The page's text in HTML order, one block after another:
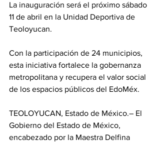
La inauguración será el próximo sábado
11 de abril en la Unidad Deportiva de
Teoloyucan.
Con la participación de 24 municipios,
esta iniciativa fortalece la gobernanza
metropolitana y recupera el valor social
de los espacios públicos del EdoMéx.
TEOLOYUCAN, Estado de México.– El
Gobierno del Estado de México,
encabezado por la Maestra Delfina